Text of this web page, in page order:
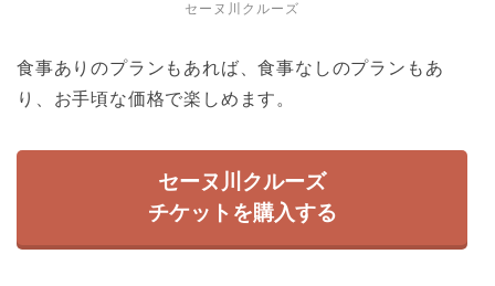
セーヌ川クルーズ
食事ありのプランもあれば、食事なしのプランもあ
り、お手頃な価格で楽しめます。
セーヌ川クルーズ
チケットを購入する